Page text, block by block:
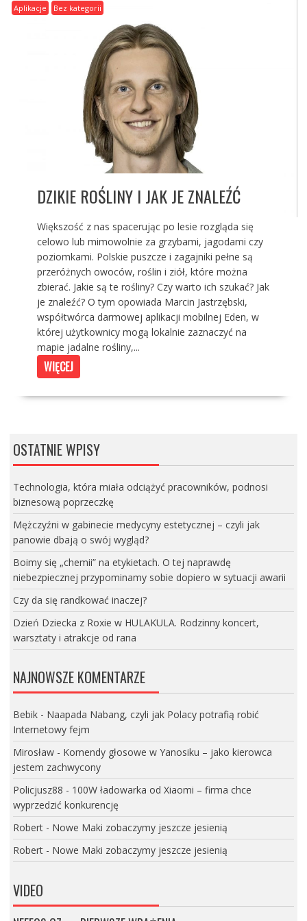
Aplikacje Bez kategorii
DZIKIE ROŚLINY I JAK JE ZNALEŹĆ
Większość z nas spacerując po lesie rozgląda się
celowo lub mimowolnie za grzybami, jagodami czy
poziomkami. Polskie puszcze i zagajniki pełne są
przeróżnych owoców, roślin i ziół, które można
zbierać. Jakie są te rośliny? Czy warto ich szukać? Jak
je znaleźć? O tym opowiada Marcin Jastrzębski,
współtwórca darmowej aplikacji mobilnej Eden, w
której użytkownicy mogą lokalnie zaznaczyć na
mapie jadalne rośliny,...
WIĘCEJ
OSTATNIE WPISY
Technologia, która miała odciążyć pracowników, podnosi
biznesową poprzeczkę
Mężczyźni w gabinecie medycyny estetycznej – czyli jak
panowie dbają o swój wygląd?
Boimy się „chemii” na etykietach. O tej naprawdę
niebezpiecznej przypominamy sobie dopiero w sytuacji awarii
Czy da się randkować inaczej?
Dzień Dziecka z Roxie w HULAKULA. Rodzinny koncert,
warsztaty i atrakcje od rana
NAJNOWSZE KOMENTARZE
Bebik- Naapada Nabang, czyli jak Polacy potrafią robić
Internetowy fejm
Mirosław- Komendy głosowe w Yanosiku – jako kierowca
jestem zachwycony
Policjusz88 - 100W ładowarka od Xiaomi – firma chce
wyprzedzić konkurencję
Robert- Nowe Maki zobaczymy jeszcze jesienią
Robert- Nowe Maki zobaczymy jeszcze jesienią
VIDEO